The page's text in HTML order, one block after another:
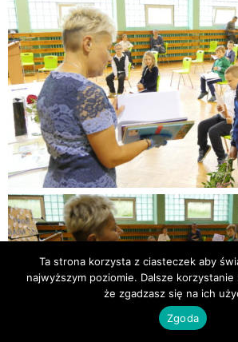
Ta strona korzysta z ciasteczek aby
najwyższym poziomie. Dalsze
że zgadzasz się na ich
Zgoda